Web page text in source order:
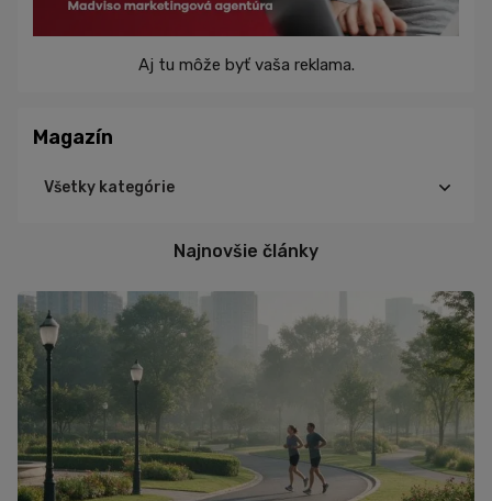
Aj tu môže byť vaša reklama.
Magazín
Všetky kategórie
Turistika
Beh
Výživa
Ďalšie športy
Šport
Zdravie
Najnovšie články